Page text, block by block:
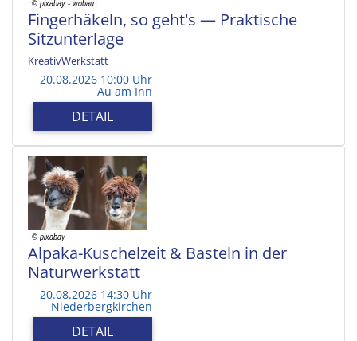
Fingerhäkeln, so geht's — Praktische
Sitzunterlage
KreativWerkstatt
20.08.2026 10:00 Uhr
Au am Inn
DETAIL
Alpaka-Kuschelzeit & Basteln in der
Naturwerkstatt
20.08.2026 14:30 Uhr
Niederbergkirchen
DETAIL